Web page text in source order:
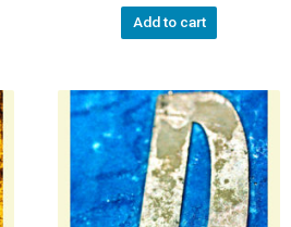
Add to cart